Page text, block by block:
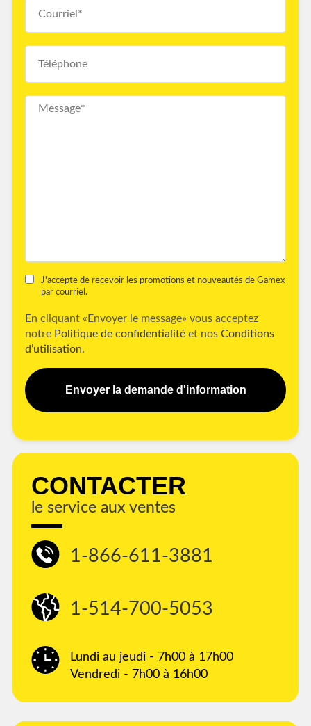
J'accepte de recevoir les promotions et nouveautés de Gamex
par courriel.
En cliquant «Envoyer le message» vous acceptez
notre Politique de confidentialité et nos Conditions
d’utilisation.
Envoyer la demande d'information
CONTACTER
le service aux ventes
1-866-611-3881
1-514-700-5053
Lundi au jeudi - 7h00 à 17h00
Vendredi - 7h00 à 16h00